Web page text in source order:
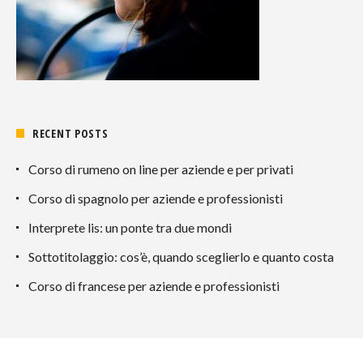
RECENT POSTS
Corso di rumeno on line per aziende e per privati
Corso di spagnolo per aziende e professionisti
Interprete lis: un ponte tra due mondi
Sottotitolaggio: cos’è, quando sceglierlo e quanto costa
Corso di francese per aziende e professionisti